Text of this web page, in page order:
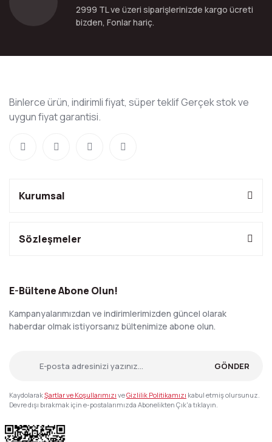
2999 TL ve üzeri siparişlerinizde kargo ücreti
bizden, Fonlar hariç.
Binlerce ürün, indirimli fiyat, süper teklif Gerçek stok ve
uygun fiyat garantisi.
Kurumsal
Sözleşmeler
E-Bültene Abone Olun!
Kampanyalarımızdan ve indirimlerimizden güncel olarak
haberdar olmak istiyorsanız bültenimize abone olun.
GÖNDER
KaydolarakŞartlar ve Koşullarımızı veGizlilik Politikamızı kabul etmiş olursunuz.
Devre dışı bırakmak için e-postalarımızda Abonelikten Çık'a tıklayın.